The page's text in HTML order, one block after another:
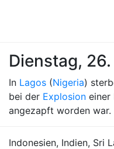
Dienstag,
In Lagos (Nigeria)
bei der Explosion einer
angezapft worden war.
Indonesien, Indien, Sri